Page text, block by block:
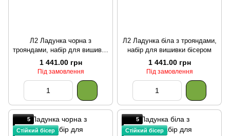
Л2 Ладунка чорна з
трояндами, набір для вишивки
бісером
1 441.00 грн
Під замовлення
Л2 Ладунка біла з трояндами,
набір для вишивки бісером
1 441.00 грн
Під замовлення
5
Стійкий бісер
5
Стійкий бісер